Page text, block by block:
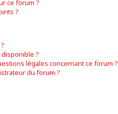
ce forum ?
?
disponible ?
légales concernant ce forum ?
du forum ?